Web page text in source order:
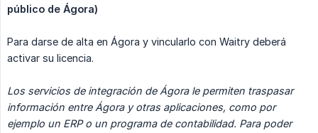
público de Ágora)
Para darse de alta en Ágora y vincularlo con Waitry deberá
activar su licencia.
Los servicios de integración de Ágora le permiten traspasar
información entre Ágora y otras aplicaciones, como por
ejemplo un ERP o un programa de contabilidad. Para poder